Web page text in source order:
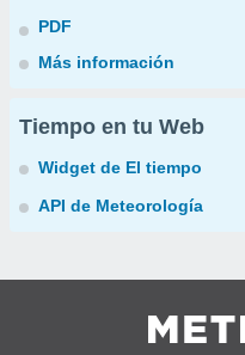
PDF
Más información
Tiempo en tu Web
Widget de El tiempo
API de Meteorología